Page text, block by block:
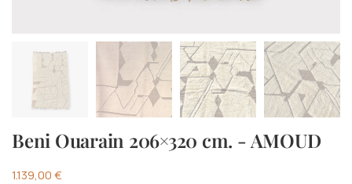
Beni Ouarain 206×320 cm. - AMOUD
1.139,00€